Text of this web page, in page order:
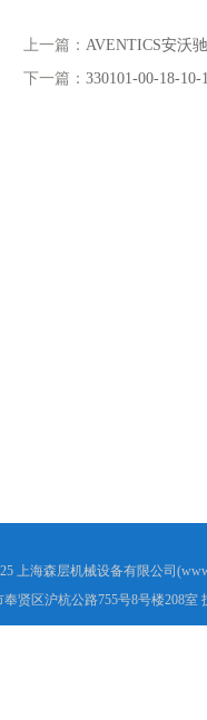
上一篇： AVENTICS安沃
下一篇： 330101-00-18-
上海森层机械设备有限公司
贤区沪杭公路755号8号楼208室